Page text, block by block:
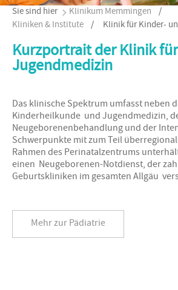
Sie sind hier Klinikum Memmingen /
Kliniken & Institute / Klinik für Kinder-
Kurzportrait der Klinik
Jugendmedizin
Das klinische Spektrum umfasst neben
Kinderheilkunde und Jugendmedizin,
Neugeborenenbehandlung und der
Schwerpunkte mit zum Teil
Rahmen des Perinatalzentrums
einen Neugeborenen-Notdienst, der
Geburtskliniken im gesamten Allgäu
Mehr zur Pädiatrie